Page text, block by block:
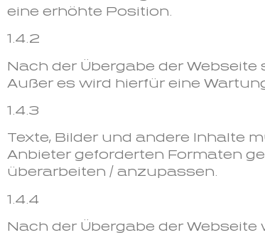
eine erhöhte Position.
1.4.2
Nach der Übergabe der
Außer es wird hierfür eine
1.4.3
Texte, Bilder und andere Inhalte
Anbieter geforderten Formaten
überarbeiten / anzupassen.
1.4.4
Nach der Übergabe der